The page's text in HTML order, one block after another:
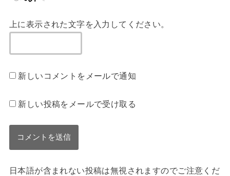
上に表示された文字を入力してください。
新しいコメントをメールで通知
新しい投稿をメールで受け取る
日本語が含まれない投稿は無視されますのでご注意くだ